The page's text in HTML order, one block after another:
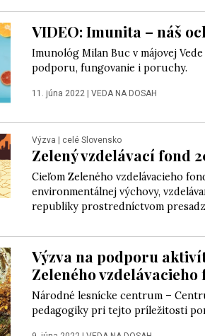
VIDEO: Imunita – náš
Imunológ Milan Buc v májovej
podporu, fungovanie i poruchy.
11. júna 2022 VEDA NA DOSAH
Výzva | celé Slovensko
Zelený vzdelávací fond
Cieľom Zeleného vzdelávacieho
environmentálnej výchovy,
republiky prostredníctvom
Výzva na podporu
Zeleného
Národné lesnícke centrum –
pedagogiky pri tejto príležitosti